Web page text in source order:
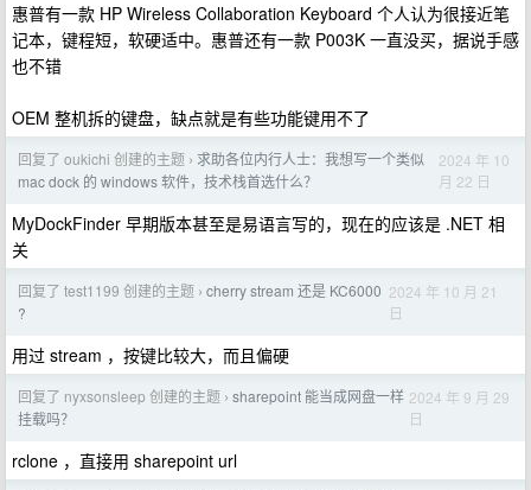
惠普有一款 HP Wireless Collaboration Keyboard 个人认为很接近笔
记本，键程短，软硬适中。惠普还有一款 P003K 一直没买，据说手感
也不错
OEM 整机拆的键盘，缺点就是有些功能键用不了
回复了 oukichi 创建的主题 › 求助各位内行人士：我想写一个类似
mac dock 的 windows 软件，技术栈首选什么？
2024 年 10
月 22 日
MyDockFinder 早期版本甚至是易语言写的，现在的应该是 .NET 相
关
回复了 test1199 创建的主题 › cherry stream 还是 KC6000
?
2024 年 10 月 21
日
用过 stream ，按键比较大，而且偏硬
回复了 nyxsonsleep 创建的主题 › sharepoint 能当成网盘一样
挂载吗？
2024 年 9 月 29
日
rclone ，直接用 sharepoint url